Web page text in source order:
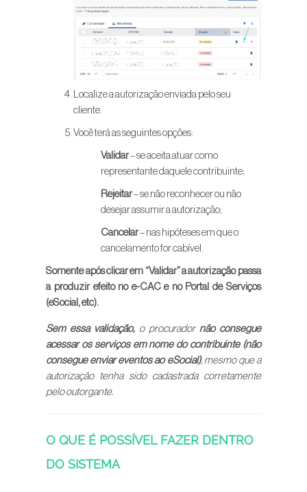
Localize a autorização enviada pelo seu
cliente.
Você terá as seguintes opções:
Validar– se aceita atuar como
representante daquele contribuinte;
Rejeitar– se não reconhecer ou não
desejar assumir a autorização;
Cancelar– nas hipóteses em que o
cancelamento for cabível.
Somente após clicar em “Validar” a autorização passa
a produzir efeito no e-CAC e no Portal de Serviços
(eSocial, etc).
Sem essa validação,o procurador não consegue
acessar os serviços em nome do contribuinte (não
consegue enviar eventos ao eSocial), mesmo que a
autorização tenha sido cadastrada corretamente
pelo outorgante.
O QUE É POSSÍVEL FAZER DENTRO
DO SISTEMA